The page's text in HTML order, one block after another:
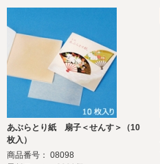
あぶらとり紙 扇子＜せんす＞（10
枚入）
商品番号： 08098